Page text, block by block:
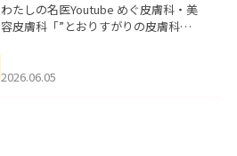
わたしの名医Youtube めぐ皮膚科・美
容皮膚科「”とおりすがりの皮膚科
2026.06.05